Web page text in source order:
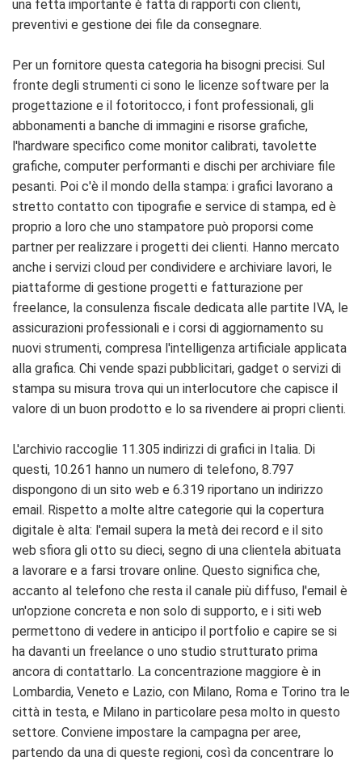
una fetta importante è fatta di rapporti con clienti,
preventivi e gestione dei file da consegnare.
Per un fornitore questa categoria ha bisogni precisi. Sul
fronte degli strumenti ci sono le licenze software per la
progettazione e il fotoritocco, i font professionali, gli
abbonamenti a banche di immagini e risorse grafiche,
l'hardware specifico come monitor calibrati, tavolette
grafiche, computer performanti e dischi per archiviare file
pesanti. Poi c'è il mondo della stampa: i grafici lavorano a
stretto contatto con tipografie e service di stampa, ed è
proprio a loro che uno stampatore può proporsi come
partner per realizzare i progetti dei clienti. Hanno mercato
anche i servizi cloud per condividere e archiviare lavori, le
piattaforme di gestione progetti e fatturazione per
freelance, la consulenza fiscale dedicata alle partite IVA, le
assicurazioni professionali e i corsi di aggiornamento su
nuovi strumenti, compresa l'intelligenza artificiale applicata
alla grafica. Chi vende spazi pubblicitari, gadget o servizi di
stampa su misura trova qui un interlocutore che capisce il
valore di un buon prodotto e lo sa rivendere ai propri clienti.
L'archivio raccoglie 11.305 indirizzi di grafici in Italia. Di
questi, 10.261 hanno un numero di telefono, 8.797
dispongono di un sito web e 6.319 riportano un indirizzo
email. Rispetto a molte altre categorie qui la copertura
digitale è alta: l'email supera la metà dei record e il sito
web sfiora gli otto su dieci, segno di una clientela abituata
a lavorare e a farsi trovare online. Questo significa che,
accanto al telefono che resta il canale più diffuso, l'email è
un'opzione concreta e non solo di supporto, e i siti web
permettono di vedere in anticipo il portfolio e capire se si
ha davanti un freelance o uno studio strutturato prima
ancora di contattarlo. La concentrazione maggiore è in
Lombardia, Veneto e Lazio, con Milano, Roma e Torino tra le
città in testa, e Milano in particolare pesa molto in questo
settore. Conviene impostare la campagna per aree,
partendo da una di queste regioni, così da concentrare lo